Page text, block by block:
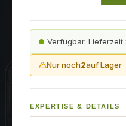
Verfügbar. Lieferzeit
Nur noch2auf Lager
EXPERTISE & DETAILS